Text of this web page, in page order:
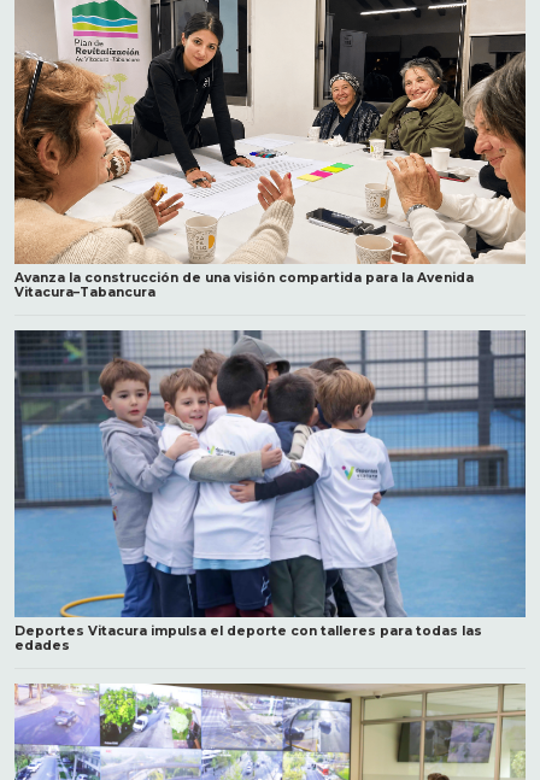
Avanza la construcción de una visión compartida para la Avenida
Vitacura–Tabancura
Deportes Vitacura impulsa el deporte con talleres para todas las
edades